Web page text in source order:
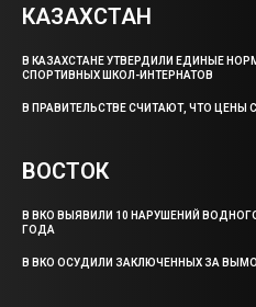
КАЗАХСТАН
В КАЗАХСТАНЕ УТВЕРДИЛИ ЕДИНЫЕ
СПОРТИВНЫХ ШКОЛ-ИНТЕРНАТОВ
В ПРАВИТЕЛЬСТВЕ СЧИТАЮТ, ЧТО ЦЕНЫ
ВОСТОК
В ВКО ВЫЯВИЛИ 10 НАРУШЕНИЙ
ГОДА
В ВКО ОСУДИЛИ ЗАКЛЮЧЕННЫХ ЗА